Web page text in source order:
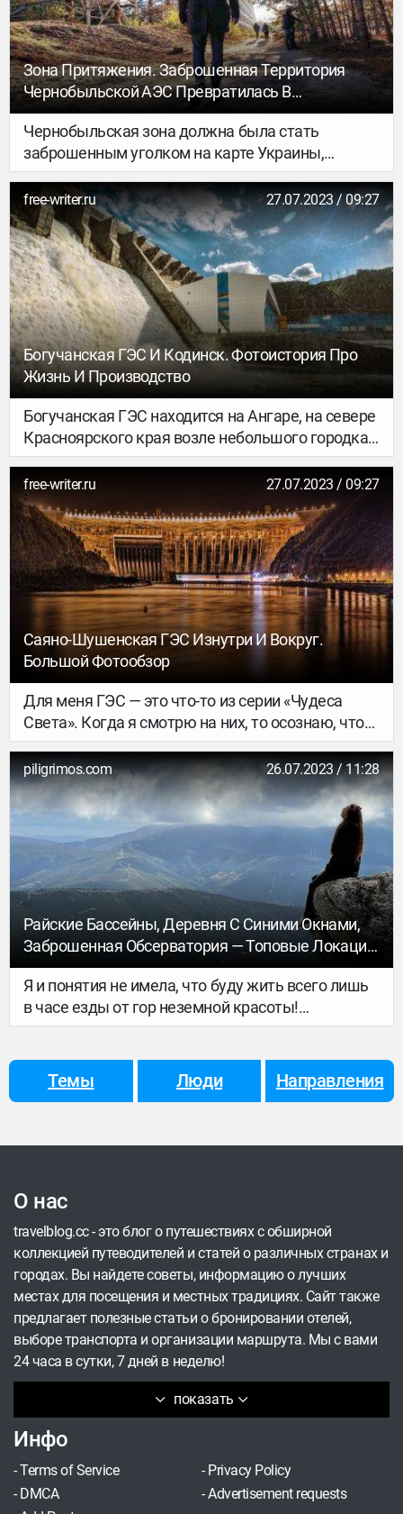
Зона Притяжения. Заброшенная Территория
Чернобыльской АЭС Превратилась В
Уникальный Туристический Объект
Чернобыльская зона должна была стать
заброшенным уголком на карте Украины,
а превратилась в уникальный туристический
объект: за четыре года поток привлеченных
ею иностранцев вырос в 10 раз.
free-writer.ru 27.07.2023 / 09:27
Богучанская ГЭС И Кодинск. Фотоистория Про
Жизнь И Производство
Богучанская ГЭС находится на Ангаре, на севере
Красноярского края возле небольшого городка
Кодинск. Проектная мощность ГЭС — 3000 МВт,
занимает 5-е место в России (41 в мире).
Строительство Богучанской ГЭС началось в 1987
году, с 1994 по 2005 было приостановлено в
связи с недостатком средств — это одна из
самых долгих строек в мире. Первые агрегаты
введены в эксплуатацию в 2012. С 2006 года
строительство Богучанской ГЭС ведётся
компаниями «РусГидро» и «Русал».
free-writer.ru 27.07.2023 / 09:27
Саяно-Шушенская ГЭС Изнутри И Вокруг.
Большой Фотообзор
Для меня ГЭС — это что-то из серии «Чудеса
Света». Когда я смотрю на них, то осознаю, что
люди — это такие же удивительные создания,
как например муравьи с их эпичными
конструкциями, городами и туннелями.
piligrimos.com 26.07.2023 / 11:28
Райские Бассейны, Деревня С Синими Окнами,
Заброшенная Обсерватория — Топовые Локации
Серра-Да-Эштрелы
Я и понятия не имела, что буду жить всего лишь
в часе езды от гор неземной красоты!
Живописные рельефы тянутся по всей границе с
центре Португалии — в 300 км от Лиссабона и
200 км от Порту.
Темы Люди Направления
О нас
показать
travelblog.cc - это блог о путешествиях с обширной
коллекцией путеводителей и статей о различных странах и
городах. Вы найдете советы, информацию о лучших
местах для посещения и местных традициях. Сайт также
предлагает полезные статьи о бронировании отелей,
выборе транспорта и организации маршрута. Мы с вами
24 часа в сутки, 7 дней в неделю!
Инфо
-Terms of Service - Privacy Policy
- DMCA -Advertisement requests